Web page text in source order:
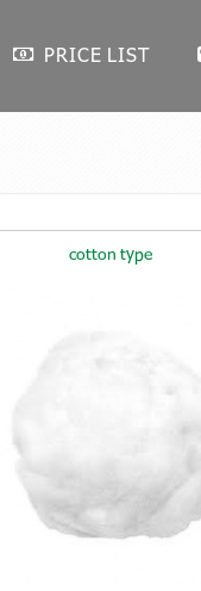
PRICE LIST
cotton type